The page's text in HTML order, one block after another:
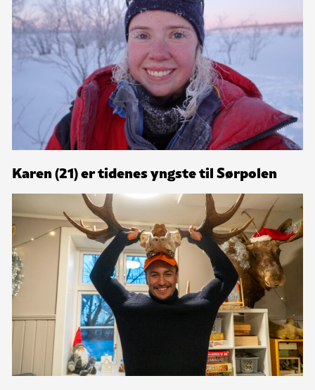
Karen (21) er tidenes yngste til Sørpolen